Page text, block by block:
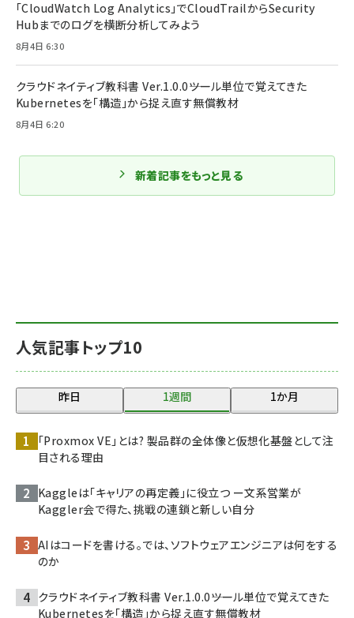
人気記事トップ10
昨日 1週間 1か月
「Proxmox VE」とは? 製品群の全体像と仮想化基盤として注
目される理由
Kaggleは「キャリアの再定義」に役立つ ー文系営業が
Kaggler会で得た、挑戦の連鎖と新しい自分
AIはコードを書ける。では、ソフトウェアエンジニアは何をする
のか
クラウドネイティブ教科書 Ver.1.0.0――ツール単位で覚えてきた
Kubernetesを「構造」から捉え直す無償教材
「CloudWatch Log Analytics」でCloudTrailからSecurity
Hubまでのログを横断分析してみよう
8月4日 6:30
クラウドネイティブ教科書 Ver.1.0.0――ツール単位で覚えてきた
Kubernetesを「構造」から捉え直す無償教材
8月4日 6:20
新着記事をもっと見る